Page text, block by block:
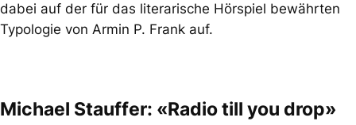
dabei auf der für das literarische Hörspiel bewährten
Typologie von Armin P. Frank auf.
Michael Stauffer: «Radio till you drop»